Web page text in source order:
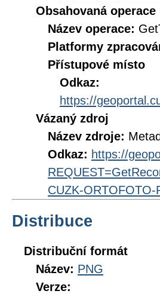
Obsahovaná operace
Název operace:
Platformy
Přístupové místo
Odkaz:
https://
Vázaný zdroj
Název zdroje:
Odkaz: https://
CUZK-ORTOFOTO-
Distribuce
Distribuční formát
Název: PNG
Verze: